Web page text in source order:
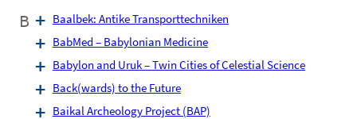
B
Baalbek: Antike Transporttechniken
BabMed – Babylonian Medicine
Babylon and Uruk – Twin Cities of Celestial Science
Back(wards) to the Future
Baikal Archeology Project (BAP)